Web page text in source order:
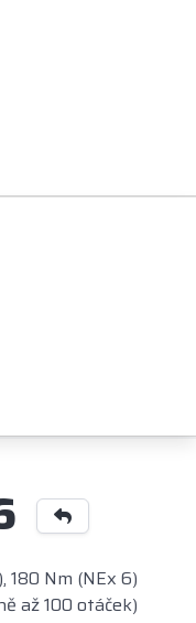
180 Nm (NEx 6)
až 100 otáček)